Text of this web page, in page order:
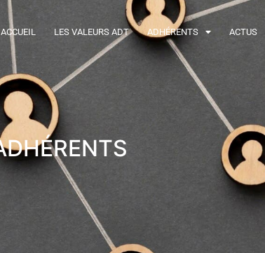
ACCUEIL LES VALEURS ADT ADHÉRENTS ACTUS